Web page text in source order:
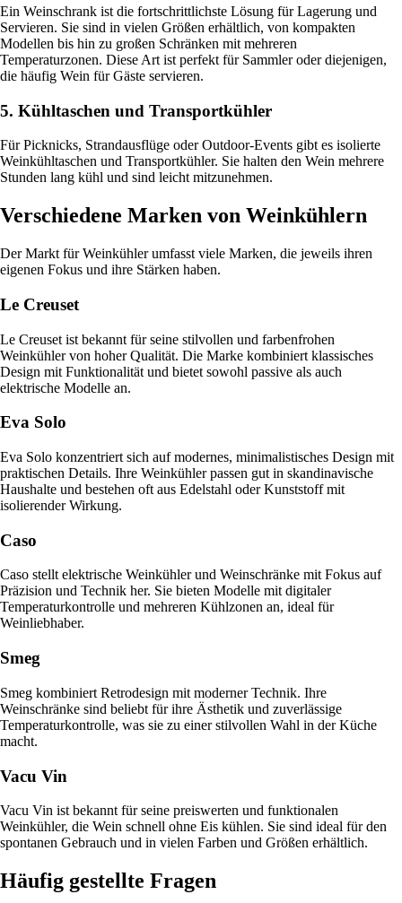
Ein Weinschrank ist die fortschrittlichste Lösung für Lagerung und
Servieren. Sie sind in vielen Größen erhältlich, von kompakten
Modellen bis hin zu großen Schränken mit mehreren
Temperaturzonen. Diese Art ist perfekt für Sammler oder diejenigen,
die häufig Wein für Gäste servieren.
5. Kühltaschen und Transportkühler
Für Picknicks, Strandausflüge oder Outdoor-Events gibt es isolierte
Weinkühltaschen und Transportkühler. Sie halten den Wein mehrere
Stunden lang kühl und sind leicht mitzunehmen.
Verschiedene Marken von Weinkühlern
Der Markt für Weinkühler umfasst viele Marken, die jeweils ihren
eigenen Fokus und ihre Stärken haben.
Le Creuset
Le Creuset ist bekannt für seine stilvollen und farbenfrohen
Weinkühler von hoher Qualität. Die Marke kombiniert klassisches
Design mit Funktionalität und bietet sowohl passive als auch
elektrische Modelle an.
Eva Solo
Eva Solo konzentriert sich auf modernes, minimalistisches Design mit
praktischen Details. Ihre Weinkühler passen gut in skandinavische
Haushalte und bestehen oft aus Edelstahl oder Kunststoff mit
isolierender Wirkung.
Caso
Caso stellt elektrische Weinkühler und Weinschränke mit Fokus auf
Präzision und Technik her. Sie bieten Modelle mit digitaler
Temperaturkontrolle und mehreren Kühlzonen an, ideal für
Weinliebhaber.
Smeg
Smeg kombiniert Retrodesign mit moderner Technik. Ihre
Weinschränke sind beliebt für ihre Ästhetik und zuverlässige
Temperaturkontrolle, was sie zu einer stilvollen Wahl in der Küche
macht.
Vacu Vin
Vacu Vin ist bekannt für seine preiswerten und funktionalen
Weinkühler, die Wein schnell ohne Eis kühlen. Sie sind ideal für den
spontanen Gebrauch und in vielen Farben und Größen erhältlich.
Häufig gestellte Fragen